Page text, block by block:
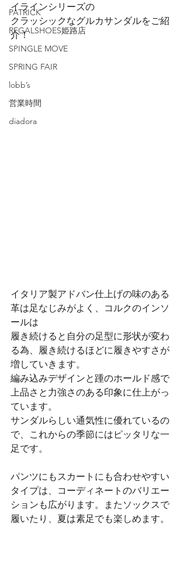
PATRICK
REGALSHOES姫路店
SPINGLE MOVE
SPRING FAIR
lobb’s
営業時間
diadora
イラインシリーズの
クラッシックなグルカサンダルをご紹
介！
イタリア製アドバン仕上げの味のある
革は足なじみがよく、コルクのインソ
ールは
履き続けると自分の足型に形状が変わ
る為、履き続けるほどに履きやすさが
増していきます。
編み込みデザインと踵のホールド感で
上品さと力強さのある印象に仕上がっ
ています。
サンダルらしい通気性に優れているの
で、これからの季節にはピッタリな一
足です。
パンツにもスカートにも合わせやすい
タイプは、コーディネートのバリエー
ションも広がります。またソックスで
履いたり、夏は素足でも楽しめます。